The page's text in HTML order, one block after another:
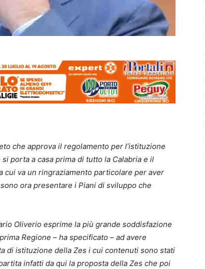
che approva il regolamento per l’istituzione
porta a casa prima di tutto la Calabria e il
cui va un ringraziamento particolare per aver
ora presentare i Piani di sviluppo che
Oliverio esprime la più grande soddisfazione
Regione – ha specificato – ad avere
di istituzione della Zes i cui contenuti sono stati
infatti da qui la proposta della Zes che poi